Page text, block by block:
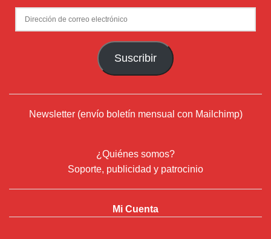
Dirección
de
Suscribir
Newsletter (envío boletín mensual con Mailchimp)
¿Quiénes somos?
Soporte, publicidad y patrocinio
Mi Cuenta